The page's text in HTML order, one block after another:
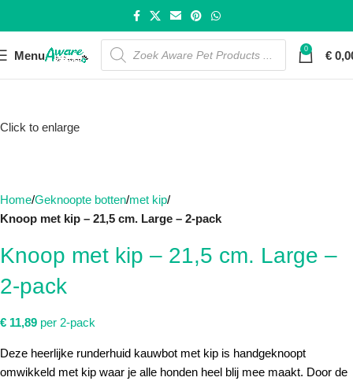
Menu 0 €
Click to enlarge
Home Geknoopte botten met kip
Knoop met kip – 21,5 cm. Large – 2-pack
Knoop met kip – 21,5 cm. Large –
2-pack
€ 11,89 per 2-pack
Deze heerlijke runderhuid kauwbot met kip is handgeknoopt
omwikkeld met kip waar je alle honden heel blij mee maakt. Door de